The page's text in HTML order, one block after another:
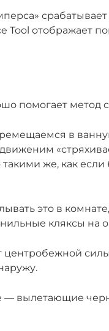
Tool отображает
помогает метод
в
же, как если
это в
кляксы на
центробежной
— вылетающие